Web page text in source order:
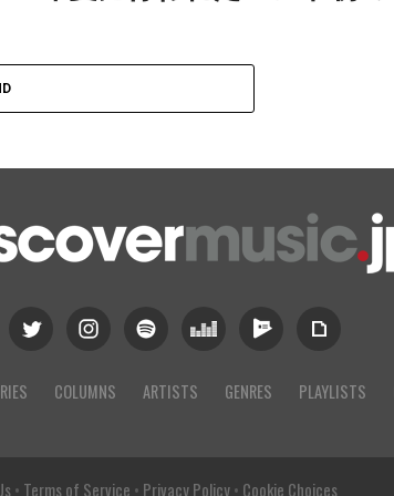
COLUMNS ARTISTS GENRES PLAYLISTS
• Terms of Service • Privacy Policy• Cookie Choices